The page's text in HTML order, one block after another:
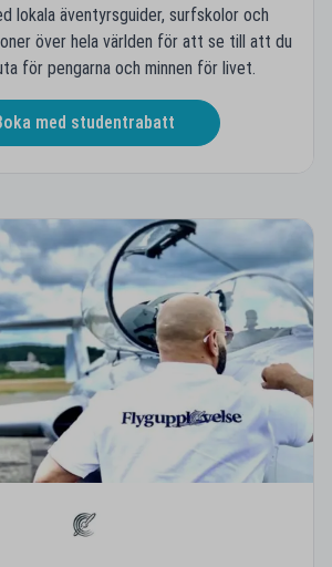
lokala äventyrsguider, surfskolor och
över hela världen för att se till att du
för pengarna och minnen för livet.
med studentrabatt